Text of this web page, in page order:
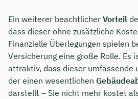
Ein weiterer beachtlicher Vorteil
dass dieser ohne zusätzliche
Finanzielle Überlegungen spielen
Versicherung eine große Rolle. Es
attraktiv, dass dieser umfassende
der einen wesentlichen
darstellt – Sie nicht mehr kostet